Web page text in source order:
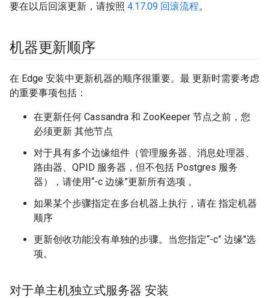
要在以后回滚更新，请按照 4.17.09 回滚流程。
机器更新顺序
在 Edge 安装中更新机器的顺序很重要。最 更新时需要考虑
的重要事项包括：
在更新任何 Cassandra 和 ZooKeeper 节点之前，您
必须更新 其他节点
对于具有多个边缘组件（管理服务器、消息处理器、
路由器、QPID 服务器，但不包括 Postgres 服务
器），请使用“-c 边缘”更新所有选项 。
如果某个步骤指定在多台机器上执行，请在 指定机器
顺序
更新创收功能没有单独的步骤。当您指定“-c” 边缘"选
项。
对于单主机独立式服务器 安装